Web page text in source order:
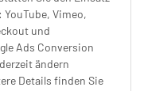
Vimeo,
und
Ads Conversion
ändern
Details finden Sie